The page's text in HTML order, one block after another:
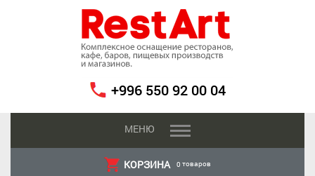
+996 550 92 00 04
МЕНЮ
КОРЗИНА 0 товаров